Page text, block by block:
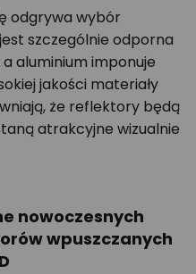
odgrywa wybór
szczególnie odporna
aluminium imponuje
jakości materiały
że reflektory będą
atrakcyjne wizualnie
nowoczesnych
wpuszczanych